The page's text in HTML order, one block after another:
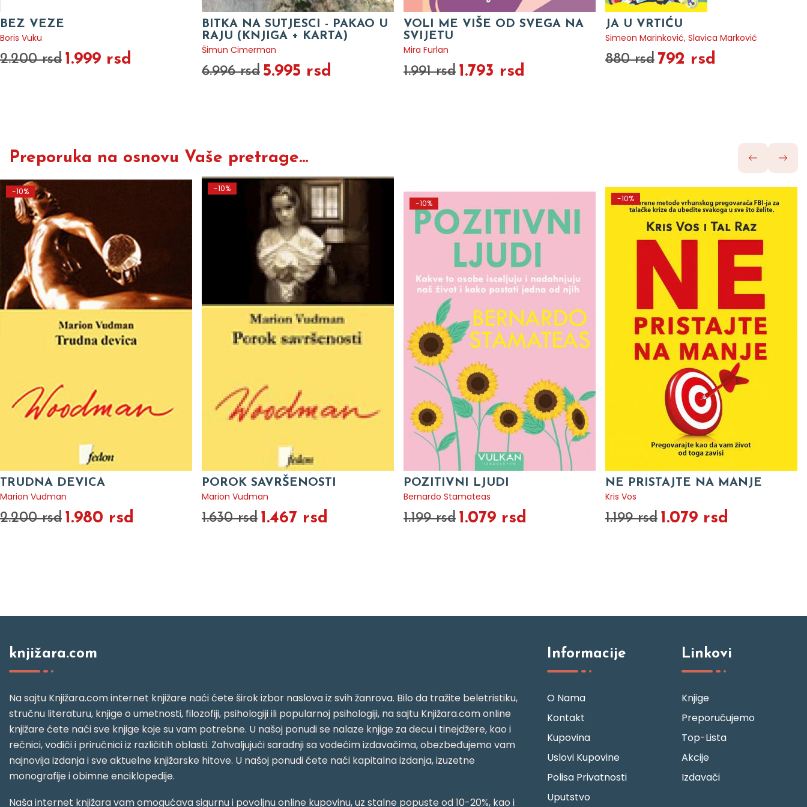
BEZ VEZE
Boris Vuku
2.200 rsd 1.999 rsd
BITKA NA SUTJESCI - PAKAO U
RAJU (KNJIGA + KARTA)
Šimun Cimerman
6.996 rsd 5.995 rsd
VOLI ME VIŠE OD SVEGA NA
SVIJETU
Mira Furlan
1.991 rsd 1.793 rsd
JA U VRTIĆU
Simeon Marinković, Slavica Marković
880 rsd 792 rsd
Preporuka na osnovu Vaše pretrage...
-10%
TRUDNA DEVICA
Marion Vudman
2.200 rsd 1.980 rsd
-10%
POROK SAVRŠENOSTI
Marion Vudman
1.630 rsd 1.467 rsd
-10%
POZITIVNI LJUDI
Bernardo Stamateas
1.199 rsd 1.079 rsd
-10%
NE PRISTAJTE NA MANJE
Kris Vos
1.199 rsd 1.079 rsd
knjižara.com
Na sajtu Knjižara.com internet knjižare naći ćete širok izbor naslova iz svih žanrova. Bilo da tražite beletristiku,
stručnu literaturu, knjige o umetnosti, filozofiji, psihologiji ili popularnoj psihologiji, na sajtu Knjižara.com online
knjižare ćete naći sve knjige koje su vam potrebne. U našoj ponudi se nalaze knjige za decu i tinejdžere, kao i
rečnici, vodiči i priručnici iz različitih oblasti. Zahvaljujući saradnji sa vodećim izdavačima, obezbeđujemo vam
najnovija izdanja i sve aktuelne knjižarske hitove. U našoj ponudi ćete naći kapitalna izdanja, izuzetne
monografije i obimne enciklopedije.
Naša internet knjižara vam omogućava sigurnu i povoljnu online kupovinu, uz stalne popuste od 10-20%, kao i
Informacije
O Nama
Kontakt
Kupovina
Uslovi Kupovine
Polisa Privatnosti
Uputstvo
Linkovi
Knjige
Preporučujemo
Top-Lista
Akcije
Izdavači